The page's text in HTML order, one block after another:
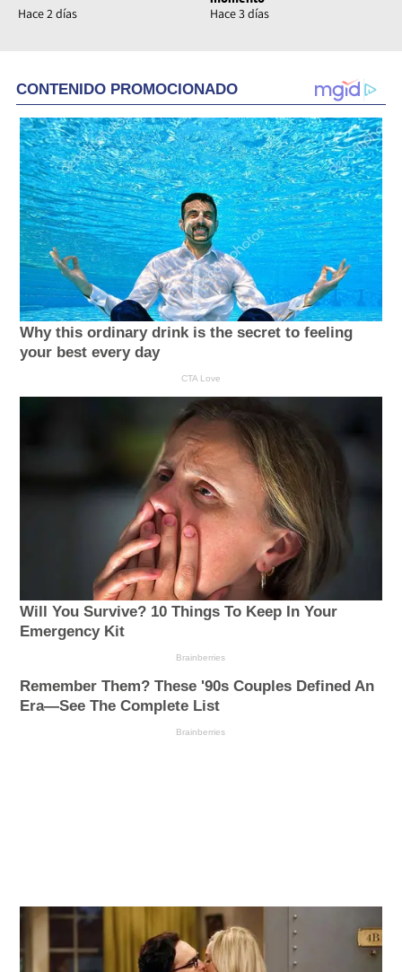
Hace 2 días Hace 3 días